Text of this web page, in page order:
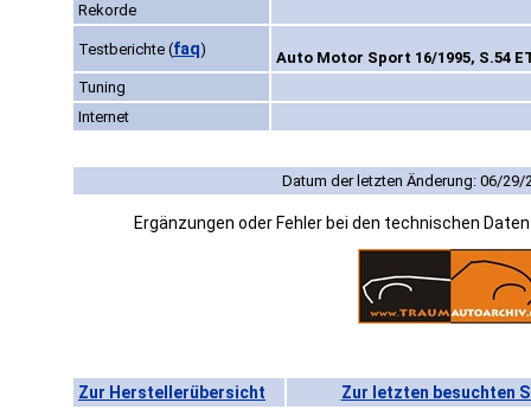
Rekorde
Testberichte (faq)
Auto Motor Sport 16/1995, S.54
Tuning
Internet
Datum der letzten Änderung: 06/29/
Ergänzungen oder Fehler bei den technischen
Zur Herstellerübersicht Zur letzten besuchten